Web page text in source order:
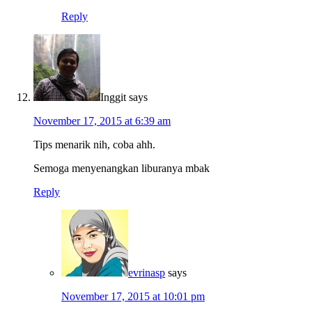
Reply
Inggit says
November 17, 2015 at 6:39 am
Tips menarik nih, coba ahh.
Semoga menyenangkan liburanya mbak
Reply
evrinasp says
November 17, 2015 at 10:01 pm